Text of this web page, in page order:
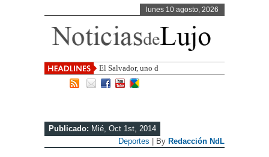
lunes 10 agosto, 2026
El Salvador, uno de los destinos con
mayor
Publicado: Mié, Oct 1st, 2014
Deportes | By Redacción NdL